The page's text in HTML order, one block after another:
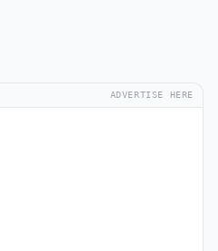
ADVERTISE HERE